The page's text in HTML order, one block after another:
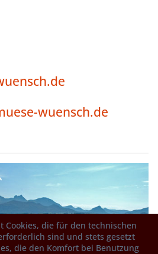
wuensch.de
Cookies, die für den technischen
sind und stets gesetzt
die den Komfort bei Benutzung